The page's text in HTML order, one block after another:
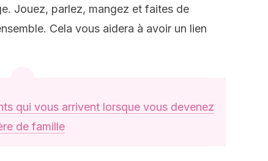
Jouez, parlez, mangez et faites de
Cela vous aidera à avoir un lien
qui vous arrivent lorsque vous devenez
de famille